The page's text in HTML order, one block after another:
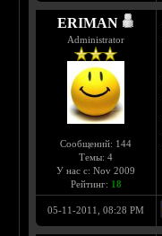
ERIMAN
Administrator
Сообщений: 144
Темы: 4
У нас с: Nov 2009
Рейтинг: 18
05-11-2011, 08:28 PM